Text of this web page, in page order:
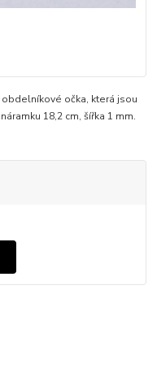
očka, která jsou
18,2 cm, šířka 1 mm.